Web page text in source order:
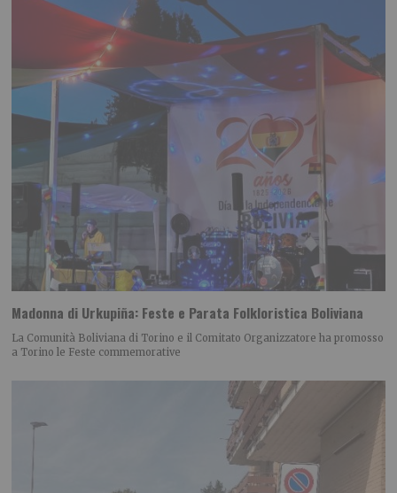
Madonna di Urkupiña: Feste e Parata Folkloristica Boliviana
La Comunità Boliviana di Torino e il Comitato Organizzatore ha promosso
a Torino le Feste commemorative